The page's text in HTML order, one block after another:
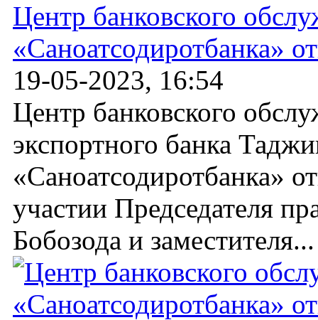
Центр банковского
«Саноатсодиротбанка»
19-05-2023, 16:54
Центр банковского
экспортного банка
«Саноатсодиротбанка»
участии Председателя
Бобозода и заместителя...